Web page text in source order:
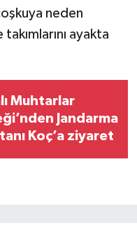
neden
ayakta
Muhtarlar
Jandarma
Koç’a ziyaret